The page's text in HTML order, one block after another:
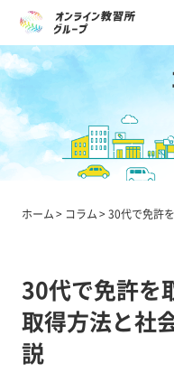
ホーム コラム 30代で免許
30代で免許を
取得方法と社
説